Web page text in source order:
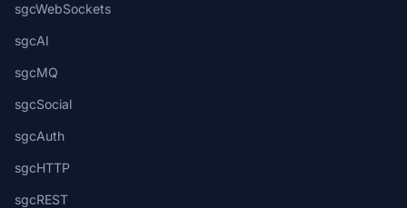
sgcWebSockets
sgcAI
sgcMQ
sgcSocial
sgcAuth
sgcHTTP
sgcREST